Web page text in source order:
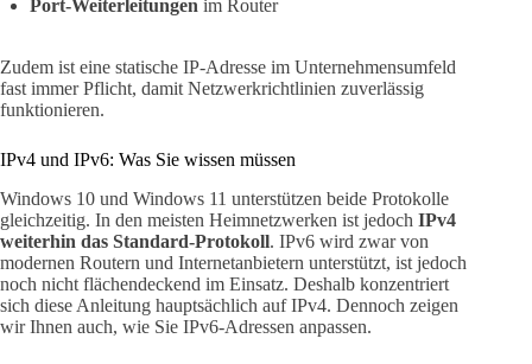
Port-Weiterleitungen im Router
Zudem ist eine statische IP-Adresse im Unternehmensumfeld
fast immer Pflicht, damit Netzwerkrichtlinien zuverlässig
funktionieren.
IPv4 und IPv6: Was Sie wissen müssen
Windows 10 und Windows 11 unterstützen beide Protokolle
gleichzeitig. In den meisten Heimnetzwerken ist jedoch IPv4
weiterhin das Standard-Protokoll. IPv6 wird zwar von
modernen Routern und Internetanbietern unterstützt, ist jedoch
noch nicht flächendeckend im Einsatz. Deshalb konzentriert
sich diese Anleitung hauptsächlich auf IPv4. Dennoch zeigen
wir Ihnen auch, wie Sie IPv6-Adressen anpassen.